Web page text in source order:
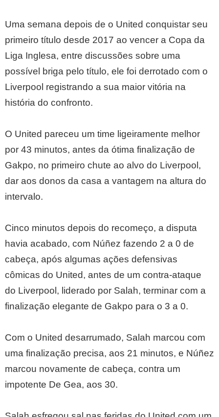
Uma semana depois de o United conquistar seu
primeiro título desde 2017 ao vencer a Copa da
Liga Inglesa, entre discussões sobre uma
possível briga pelo título, ele foi derrotado com o
Liverpool registrando a sua maior vitória na
história do confronto.
O United pareceu um time ligeiramente melhor
por 43 minutos, antes da ótima finalização de
Gakpo, no primeiro chute ao alvo do Liverpool,
dar aos donos da casa a vantagem na altura do
intervalo.
Cinco minutos depois do recomeço, a disputa
havia acabado, com Núñez fazendo 2 a 0 de
cabeça, após algumas ações defensivas
cômicas do United, antes de um contra-ataque
do Liverpool, liderado por Salah, terminar com a
finalização elegante de Gakpo para o 3 a 0.
Com o United desarrumado, Salah marcou com
uma finalização precisa, aos 21 minutos, e Núñez
marcou novamente de cabeça, contra um
impotente De Gea, aos 30.